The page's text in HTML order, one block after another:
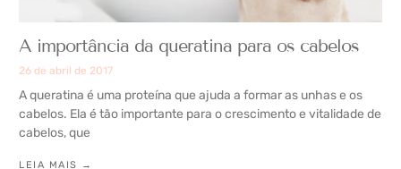
A importância da queratina para os cabelos
26 de abril de 2017
A queratina é uma proteína que ajuda a formar as unhas e os
cabelos. Ela é tão importante para o crescimento e vitalidade de
cabelos, que
LEIA MAIS →